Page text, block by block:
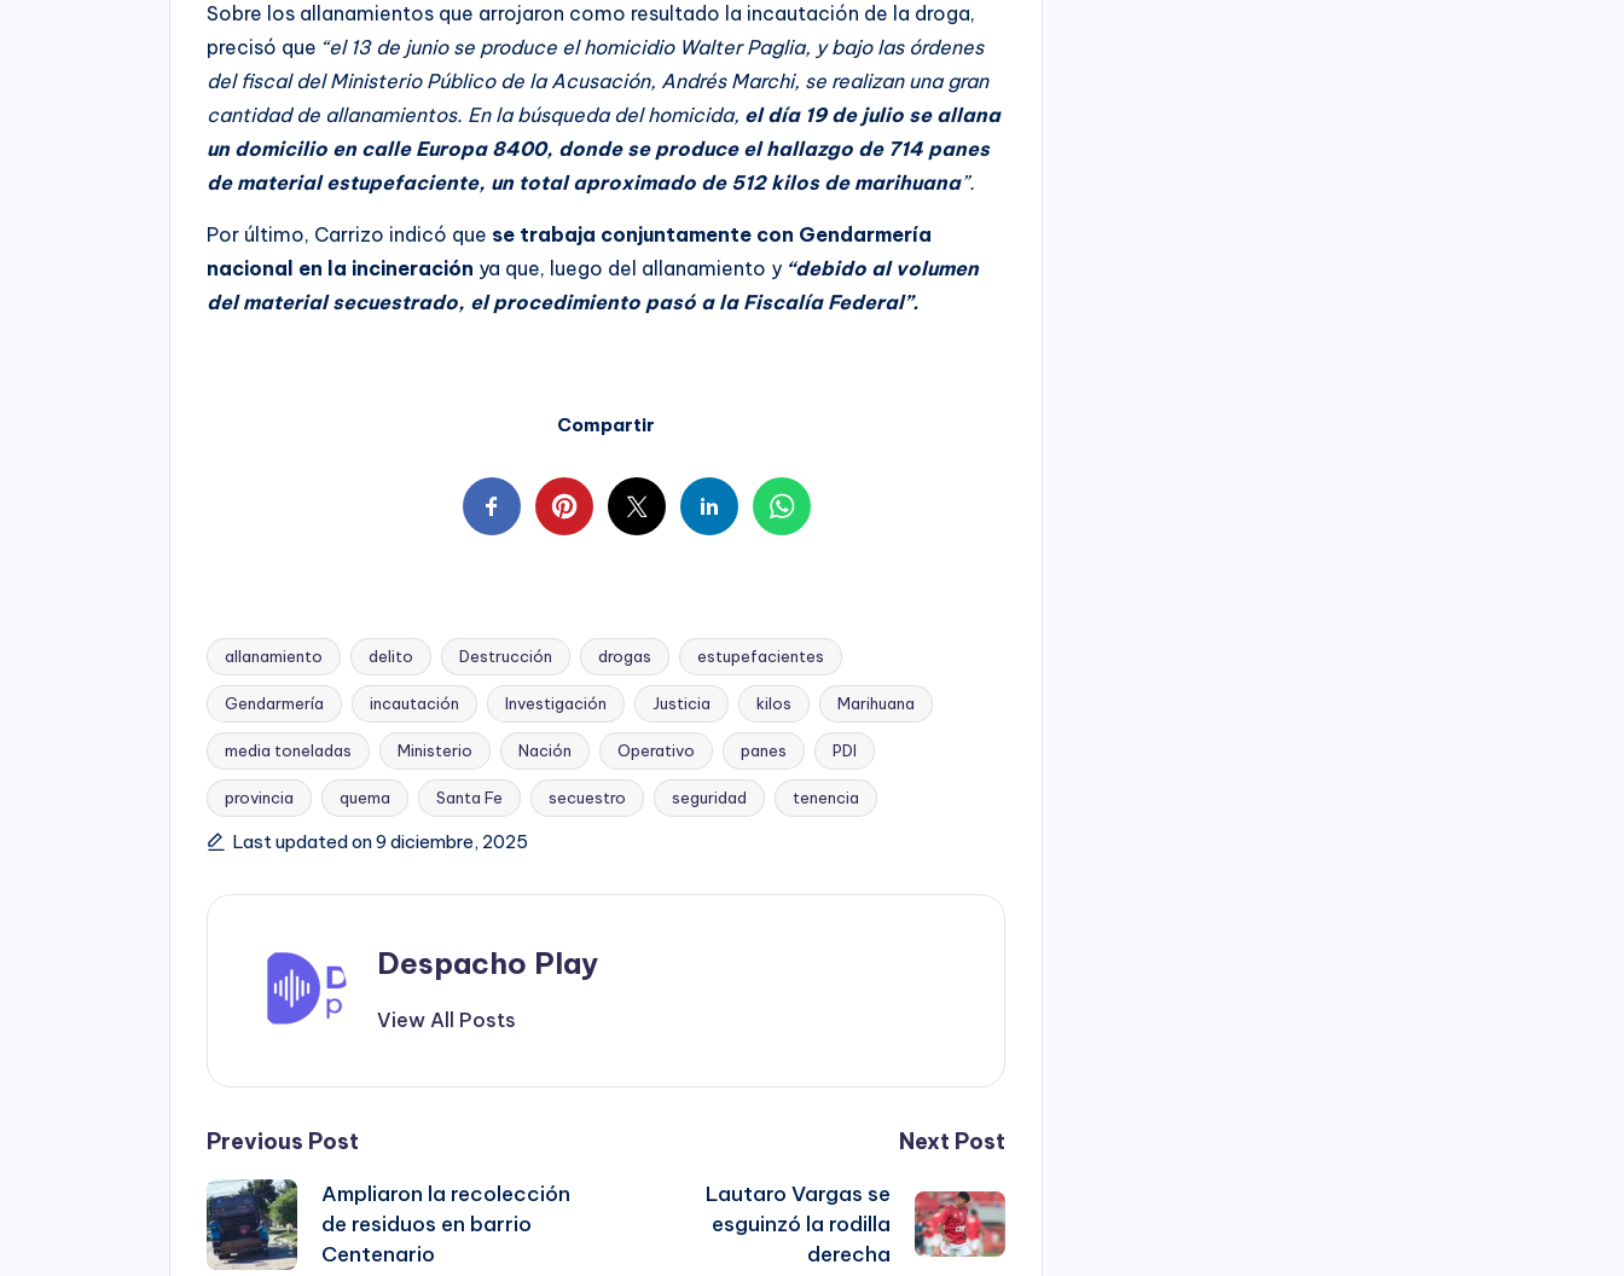
Sobre los allanamientos que arrojaron como resultado la incautación de la droga,
precisó que “el 13 de junio se produce el homicidio Walter Paglia, y bajo las órdenes
del fiscal del Ministerio Público de la Acusación, Andrés Marchi, se realizan una gran
cantidad de allanamientos. En la búsqueda del homicida, el día 19 de julio se allana
un domicilio en calle Europa 8400, donde se produce el hallazgo de 714 panes
de material estupefaciente, un total aproximado de 512 kilos de marihuana”.
Por último, Carrizo indicó que se trabaja conjuntamente con Gendarmería
nacional en la incineración ya que, luego del allanamiento y “debido al volumen
del material secuestrado, el procedimiento pasó a la Fiscalía Federal”.
Compartir
Tags:
allanamiento delito Destrucción drogas estupefacientes
Gendarmería incautación Investigación Justicia kilos Marihuana
media toneladas Ministerio Nación Operativo panes PDI
provincia quema Santa Fe secuestro seguridad tenencia
Last updated on 9 diciembre, 2025
Despacho Play
View All Posts
Post
navigation
Previous Post
Ampliaron la recolección
de residuos en barrio
Centenario
Next Post
Lautaro Vargas se
esguinzó la rodilla
derecha